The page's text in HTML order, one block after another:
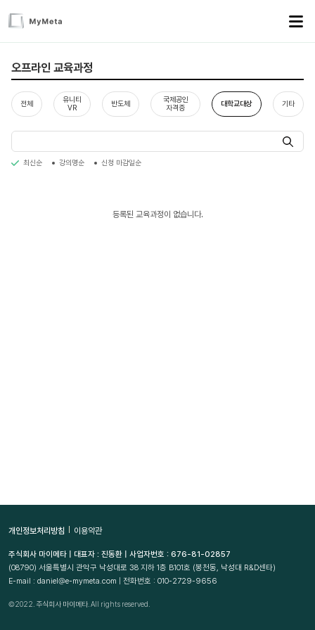
오프라인 교육과정
전체
유니티
VR
반도체
국제공인
자격증
대학교대상 기타
최신순 강의명순 신청 마감일순
등록된 교육과정이 없습니다.
개인정보처리방침 이용약관
주식회사 마이메타 | 대표자 : 진동환 | 사업자번호 : 676-81-02857
(08790) 서울특별시 관악구 낙성대로 38 지하 1층 B101호 (봉천동, 낙성대 R&D센타)
E-mail : daniel@e-mymeta.com | 전화번호 : 010-2729-9656
©2022. 주식회사 마이메타. All rights reserved.